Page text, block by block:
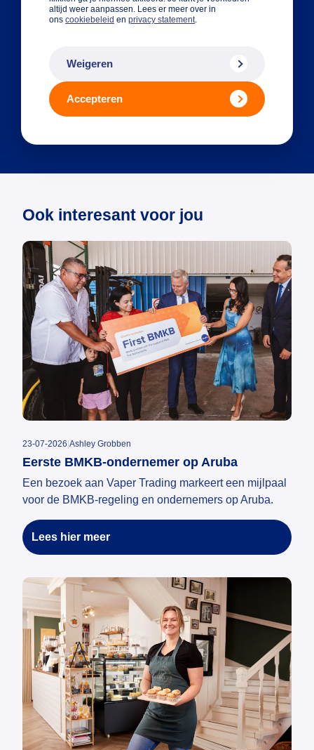
altijd weer aanpassen. Lees er meer over in
ons cookiebeleid en privacy statement
Weigeren
Accepteren
Ook interesant voor jou
23-07-2026 Ashley Grobben
Eerste BMKB-ondernemer op Aruba
Een bezoek aan Vaper Trading markeert een mijlpaal
voor de BMKB-regeling en ondernemers op Aruba.
Lees hier meer